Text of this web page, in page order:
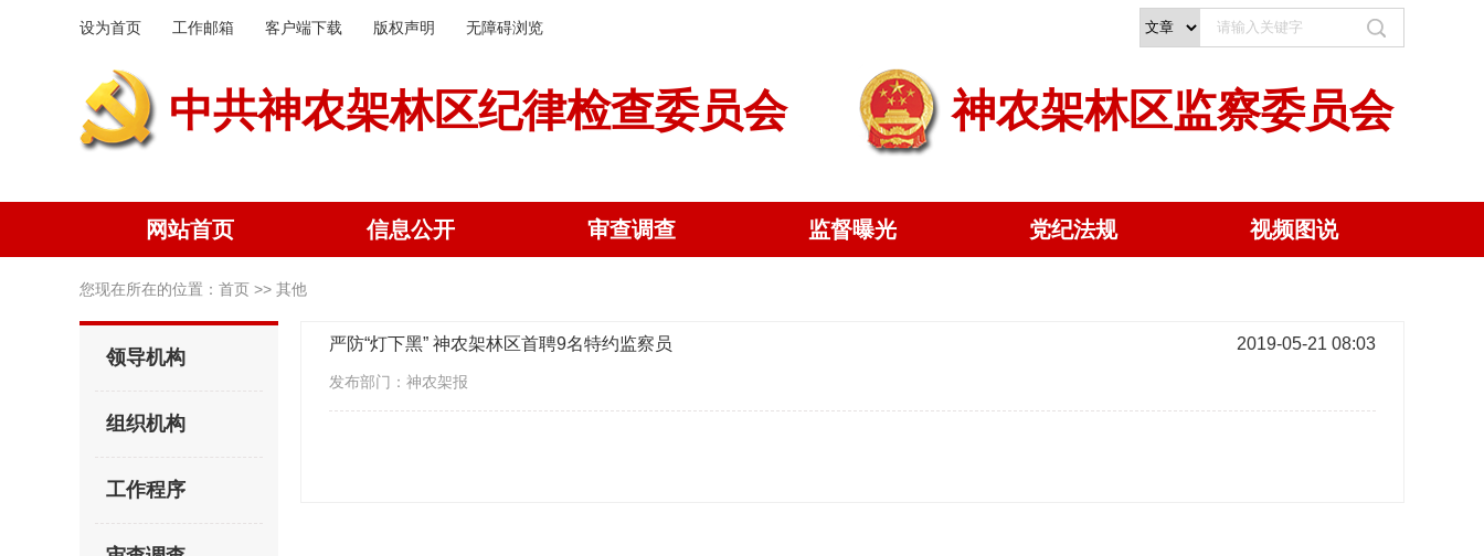
设为首页 工作邮箱 客户端下载 版权声明 无障碍浏览
中共神农架林区纪律检查委员会 神农架林区监察委员会
网站首页 信息公开 审查调查 监督曝光 党纪法规 视频图说
您现在所在的位置： 首页 >> 其他
领导机构
组织机构
工作程序
严防“灯下黑” 神农架林区首聘9名特约监察员 2019-05-21 08:03
发布部门：神农架报